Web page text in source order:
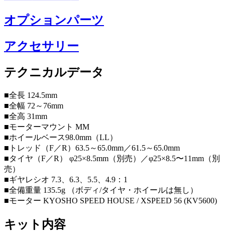
オプションパーツ
アクセサリー
テクニカルデータ
■全長 124.5mm
■全幅 72～76mm
■全高 31mm
■モーターマウント MM
■ホイールベース98.0mm（LL）
■トレッド（F／R）63.5～65.0mm／61.5～65.0mm
■タイヤ（F／R） φ25×8.5mm（別売）／φ25×8.5〜11mm（別
売）
■ギヤレシオ 7.3、6.3、5.5、4.9：1
■全備重量 135.5g （ボディ/タイヤ・ホイールは無し）
■モーター KYOSHO SPEED HOUSE / XSPEED 56 (KV5600)
キット内容